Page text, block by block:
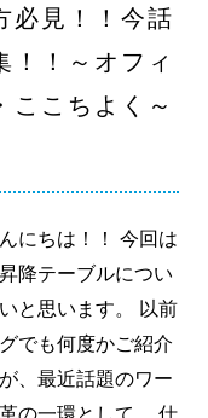
必見！！今話
！！～オフィ
ここちよく～
にちは！！ 今回は
降テーブルについ
と思います。 以前
でも何度かご紹介
、最近話題のワー